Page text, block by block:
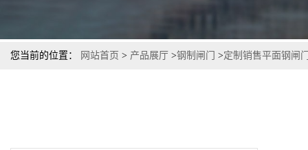
您当前的位置： 网站首页 > 产品展厅 >钢制闸门 >定制销售平面钢闸门